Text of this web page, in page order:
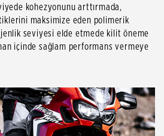
kohezyonunu arttırmada,
maksimize eden polimerik
seviyesi elde etmede kilit öneme
içinde sağlam performans vermeye